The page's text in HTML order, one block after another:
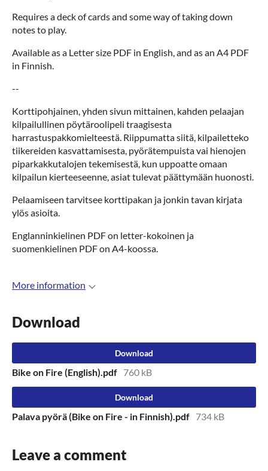
Requires a deck of cards and some way of taking down
notes to play.
Available as a Letter size PDF in English, and as an A4 PDF
in Finnish.
--
Korttipohjainen, yhden sivun mittainen, kahden pelaajan
kilpailullinen pöytäroolipeli traagisesta
harrastuspakkomielteestä. Riippumatta siitä, kilpailetteko
tiikereiden kasvattamisesta, pyörätempuista vai hienojen
piparkakkutalojen tekemisestä, kun uppoatte omaan
kilpailun kierteeseenne, asiat tulevat päättymään huonosti.
Pelaamiseen tarvitsee korttipakan ja jonkin tavan kirjata
ylös asioita.
Englanninkielinen PDF on letter-kokoinen ja
suomenkielinen PDF on A4-koossa.
More information
Download
Download
Bike on Fire (English).pdf 760 kB
Download
Palava pyörä (Bike on Fire - in Finnish).pdf 734 kB
Leave a comment